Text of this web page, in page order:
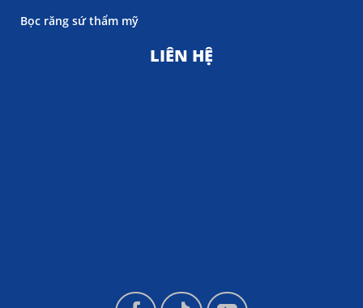
Bọc răng sứ thẩm mỹ
LIÊN HỆ